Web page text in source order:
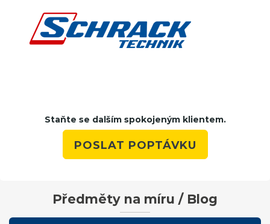
Staňte se dalším spokojeným klientem.
POSLAT POPTÁVKU
Předměty na míru / Blog